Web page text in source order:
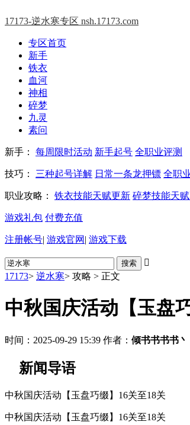
17173-逆水寒专区 nsh.17173.com
专区首页
新手
铁衣
血河
神相
碎梦
九灵
素问
新手： 每周限时活动 新手起号 全职业评测
技巧： 三种起号详解 日常一条龙押镖 全职
职业攻略： 铁衣技能天赋更新 碎梦技能天
游戏礼包 付费充值
注册帐号| 游戏官网 | 游戏下载

17173> 逆水寒> 攻略 > 正文
中秋国庆活动【玉盘
时间：2025-09-29 15:39 作者： 倾书书书书丶
新闻导语
中秋国庆活动【玉盘巧缀】16关至18关
中秋国庆活动【玉盘巧缀】16关至18关